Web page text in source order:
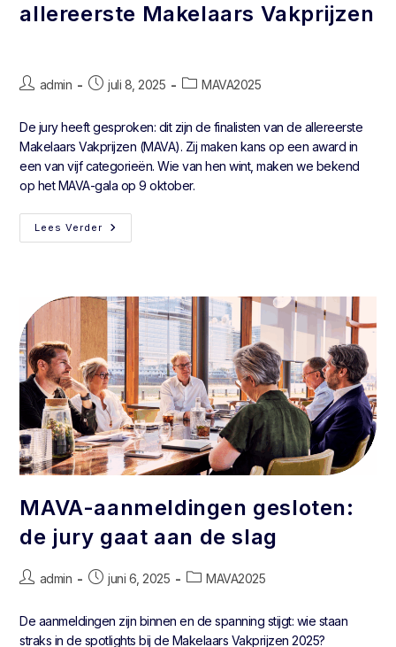
allereerste Makelaars Vakprijzen
admin juli 8, 2025 MAVA2025
De jury heeft gesproken: dit zijn de finalisten van de allereerste
Makelaars Vakprijzen (MAVA). Zij maken kans op een award in
een van vijf categorieën. Wie van hen wint, maken we bekend
op het MAVA-gala op 9 oktober.
Lees Verder
MAVA-aanmeldingen gesloten:
de jury gaat aan de slag​
admin juni 6, 2025 MAVA2025
De aanmeldingen zijn binnen en de spanning stijgt: wie staan
straks in de spotlights bij de Makelaars Vakprijzen 2025?